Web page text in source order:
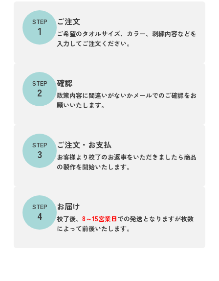
STEP
1
ご注文
ご希望のタオルサイズ、カラー、刺繍内容などを
入力してご注文ください。
STEP
2
確認
政策内容に間違いがないかメールでのご確認をお
願いいたします。
STEP
3
ご注文・お支払
お客様より校了のお返事をいただきましたら商品
の製作を開始いたします。
STEP
4
お届け
校了後、 8～15営業日での発送となりますが枚数
によって前後いたします。